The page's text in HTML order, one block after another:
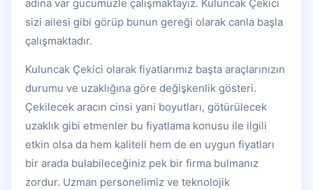
adına var gücümüzle çalışmaktayız. Kuluncak Çekici
sizi ailesi gibi görüp bunun gereği olarak canla başla
çalışmaktadır.
Kuluncak Çekici olarak fiyatlarımız başta araçlarınızın
durumu ve uzaklığına göre değişkenlik gösteri.
Çekilecek aracın cinsi yani boyutları, götürülecek
uzaklık gibi etmenler bu fiyatlama konusu ile ilgili
etkin olsa da hem kaliteli hem de en uygun fiyatları
bir arada bulabileceğiniz pek bir firma bulmanız
zordur. Uzman personelimiz ve teknolojik